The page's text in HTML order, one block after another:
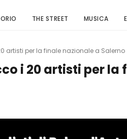
THE STREET MUSICA
artisti per la finale nazionale a Salerno
i 20 artisti per la